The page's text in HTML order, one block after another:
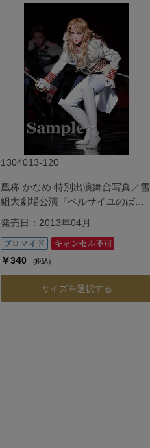
1304013-120
凰稀 かなめ 特別出演舞台写真／雪
組大劇場公演『ベルサイユのば
ら』―フェルゼン編―
発売日：2013年04月
￥340 (税込)
サイズを選択する